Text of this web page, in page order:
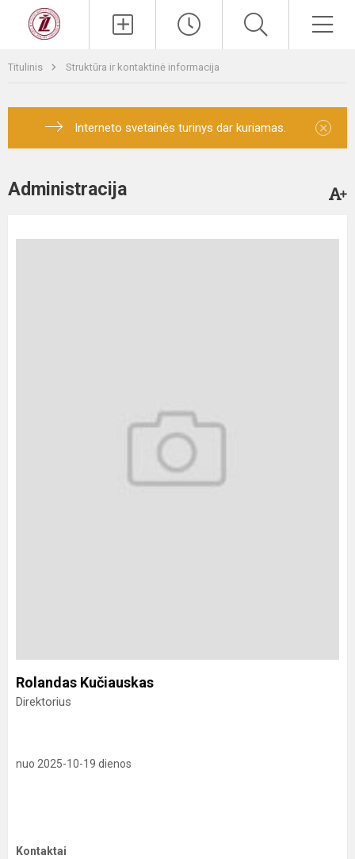
Titulinis Struktūra ir kontaktinė informacija
Interneto svetainės turinys dar kuriamas. ×
Administracija
Rolandas Kučiauskas
Direktorius
nuo 2025-10-19 dienos
Kontaktai